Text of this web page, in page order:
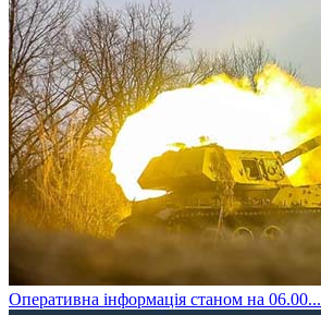
​Оперативна інформація станом на 06.00...